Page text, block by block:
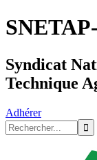
Syndicat
Technique
Adhérer